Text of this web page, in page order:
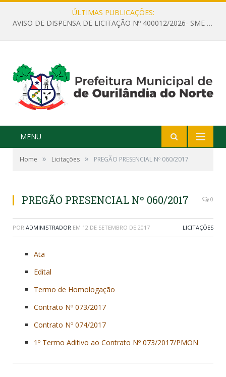
ÚLTIMAS PUBLICAÇÕES:
AVISO DE DISPENSA DE LICITAÇÃO Nº 400012/2026- SME – CONTRATAÇÃO DE EMPRESA ESPECIALIZADA PARA LOCAÇÃO DE ÔNIBUS EXECUTIVO COM CAPACIDADE DE 60 (SESSENTA) POLTRONAS, PARA TRANSPORTAR PROFESSORES RESPONSÁVEIS E ALUNOS PARA BRASÍLIA, COM SAÍDA DIA 10/08/2026 E RETORNO DIA 14/08/2026
MENU
Home » Licitações » PREGÃO PRESENCIAL Nº 060/2017
PREGÃO PRESENCIAL Nº 060/2017 0
POR ADMINISTRADOR EM 12 DE SETEMBRO DE 2017 LICITAÇÕES
Ata
Edital
Termo de Homologação
Contrato Nº 073/2017
Contrato Nº 074/2017
1º Termo Aditivo ao Contrato Nº 073/2017/PMON